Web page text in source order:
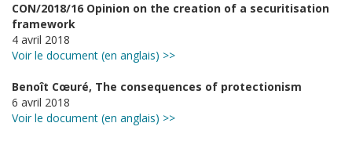
CON/2018/16 Opinion on the creation of a securitisation
framework
4 avril 2018
Voir le document (en anglais) >>
Benoît Cœuré, The consequences of protectionism
6 avril 2018
Voir le document (en anglais) >>